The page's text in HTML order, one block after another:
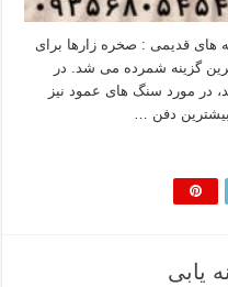
های قدیمی : صخره زارها برای
گزینه شمرده می شد. در
در مورد سنگ های عمود نیز
دفن …
یابی